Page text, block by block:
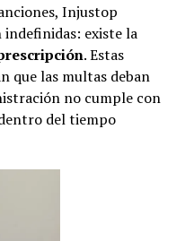
Injustop
indefinidas: existe la
. Estas
que las multas deban
no cumple con
del tiempo